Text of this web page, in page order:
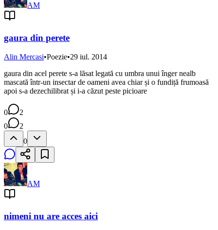
AM
gaura din perete
Alin Mercasi•Poezie•29 iul. 2014
gaura din acel perete s-a lăsat legată cu umbra unui înger nealb
mascată într-un insectar de oameni avea chiar și o fundiță frumoasă
apoi s-a dezechilibrat și i-a căzut peste picioare
0
2
0
2
0
AM
nimeni nu are acces aici